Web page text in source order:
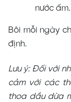
nước ấm.
Bôi mỗi ngày
định.
Lưu ý: Đối với
cảm với các
thoa dầu dừa